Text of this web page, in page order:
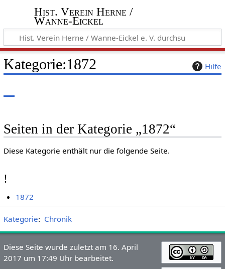
Hist. Verein Herne /
Wanne-Eickel
Hilfe
Kategorie:1872
Seiten in der Kategorie „1872“
Diese Kategorie enthält nur die folgende Seite.
!
1872
Kategorie: Chronik
Diese Seite wurde zuletzt am 16. April
2017 um 17:49 Uhr bearbeitet.